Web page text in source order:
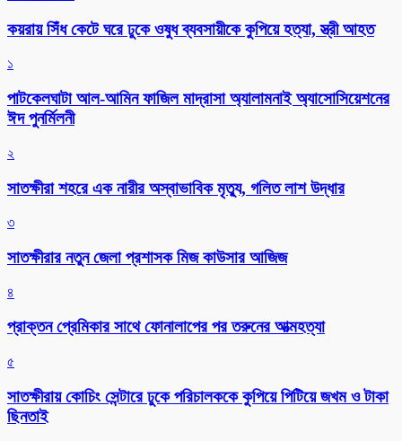
কয়রায় সিঁধ কেটে ঘরে ঢুকে ওষুধ ব্যবসায়ীকে কুপিয়ে হত্যা, স্ত্রী আহত
১
পাটকেলঘাটা আল-আমিন ফাজিল মাদ্রাসা অ্যালামনাই অ্যাসোসিয়েশনের
ঈদ পুনর্মিলনী
২
সাতক্ষীরা শহরে এক নারীর অস্বাভাবিক মৃত্যু, গলিত লাশ উদ্ধার
৩
সাতক্ষীরার নতুন জেলা প্রশাসক মিজ কাউসার আজিজ
৪
প্রাক্তন প্রেমিকার সাথে ফোনালাপের পর তরুনের আত্মহত্যা
৫
সাতক্ষীরায় কোচিং সেন্টারে ঢুকে পরিচালককে কুপিয়ে পিটিয়ে জখম ও টাকা
ছিনতাই